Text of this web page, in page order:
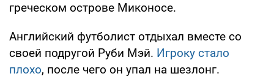
греческом острове Миконосе.
Английский футболист отдыхал вместе со
своей подругой Руби Мэй. Игроку стало
плохо, после чего он упал на шезлонг.